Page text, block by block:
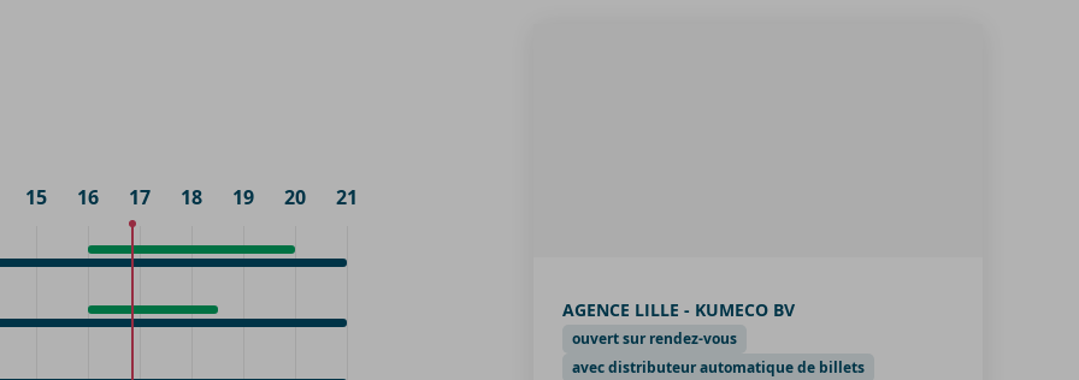
15 16 17 18 19 20 21
Accueil
16:00
20:00
Accueil
16:00
AGENCE LILLE - KUMECO BV
ouvert sur rendez-vous
avec distributeur automatique de billets